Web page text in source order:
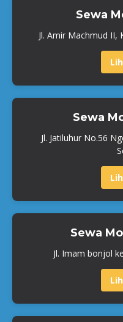
Sewa
Jl. Amir Machmud II,
Sewa
Jl. Jatiluhur No.56
Sewa
Jl. Imam bonjol